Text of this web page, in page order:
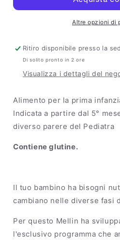
Altre opzioni di
Ritiro disponibile presso la
Di solito pronto in 2 ore
Visualizza i dettagli del
Alimento per la prima
Indicata a partire dal 5°
diverso parere del Pediatra
Contiene glutine.
Il tuo bambino ha bisogni
cambiano nelle diverse fasi
Per questo Mellin ha
l'esclusivo programma che